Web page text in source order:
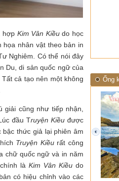
hợp Kim Vân Kiềudo học
họa nhân vật theo bản in
Nghiêm. Có thể nói đây
Du, di sản quốc ngữ của
cả tạo nên một không
cũng như tiếp nhận,
đầu Truyện Kiều được
thức giả lại phiên âm
Truyện Kiềurất công
chữ quốc ngữ và in năm
chính làKim Vân Kiều do
có hiệu chỉnh vào các
Ống
prev